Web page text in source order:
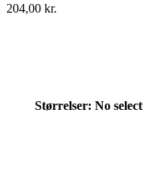
204,00 kr.
Størrelser: No